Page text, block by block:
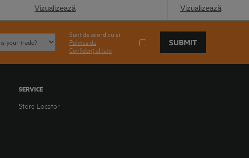
Vizualizează Vizualizează
Sunt de acord cu și
Politica de
Confidențialitate
SUBMIT
SERVICE
Store Locator